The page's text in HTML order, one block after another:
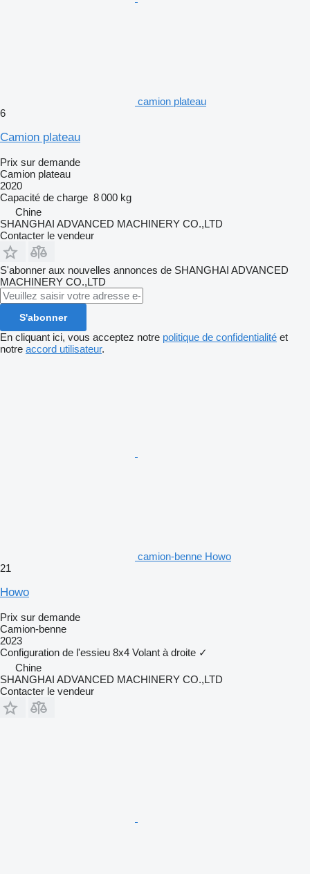
camion plateau
6
Camion plateau
Prix sur demande
Camion plateau
2020
Capacité de charge 8 000 kg
Chine
SHANGHAI ADVANCED MACHINERY CO.,LTD
Contacter le vendeur
S'abonner aux nouvelles annonces de SHANGHAI ADVANCED
MACHINERY CO.,LTD
S'abonner
En cliquant ici, vous acceptez notre politique de confidentialité et
notre accord utilisateur.
camion-benne Howo
21
Howo
Prix sur demande
Camion-benne
2023
Configuration de l'essieu 8x4 Volant à droite ✓
Chine
SHANGHAI ADVANCED MACHINERY CO.,LTD
Contacter le vendeur